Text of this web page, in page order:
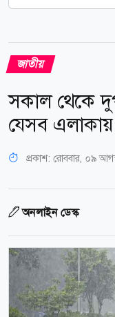
জাতীয়
সকাল থেকে
যেসব এলাকায়
প্রকাশ: রোববার, ০৯
অনলাইন ডেস্ক